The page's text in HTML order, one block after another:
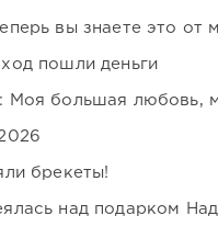
вы знаете это от
пошли деньги
Моя большая любовь,
брекеты!
над подарком